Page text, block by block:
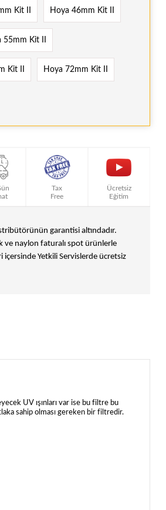
Kit II Hoya 46mm Kit II
55mm Kit II
Kit II Hoya 72mm Kit II
Tax
Free
Ücretsiz
Eğitim
garantisi altındadır.
ve naylon faturalı spot ürünlerle
Yetkili Servislerde ücretsiz
UV ışınları var ise bu filtre bu
sahip olması gereken bir filtredir.